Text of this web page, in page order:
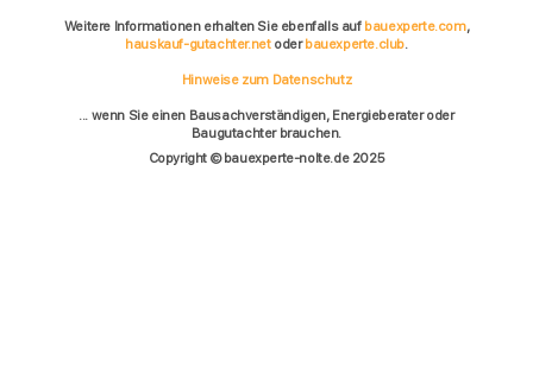
Weitere Informationen erhalten Sie ebenfalls auf bauexperte.com,
hauskauf-gutachter.netoderbauexperte.club.
Hinweise zum Datenschutz
... wenn Sie einen Bausachverständigen, Energieberater oder
Baugutachter brauchen.
Copyright © bauexperte-nolte.de 2025